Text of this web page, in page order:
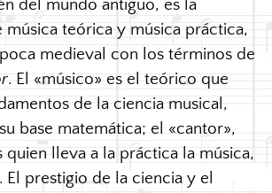
del mundo antiguo, es la
teórica y música práctica,
medieval con los términos de
. El «músico» es el teórico que
de la ciencia musical,
base matemática; el «cantor»,
quien lleva a la práctica la música,
prestigio de la ciencia y el